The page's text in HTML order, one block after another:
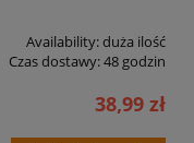
Availability:duża ilość
Czas dostawy:48 godzin
38,99 zł